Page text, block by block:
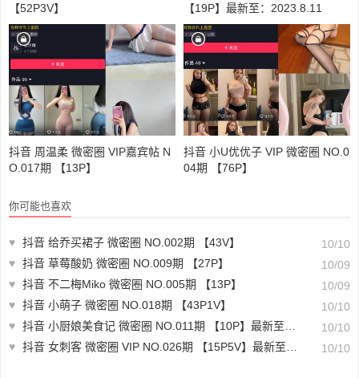
【52P3V】
【19P】最新至：2023.8.11
抖音 周温柔 微密圈 VIP嘉宾帖 N
O.017期 【13P】
抖音 小U优优子 VIP 微密圈 NO.0
04期 【76P】
你可能也喜欢
♥ 抖音 给乔买裙子 微密圈 NO.002期 【43V】
10/10
♥ 抖音 草莓酸奶 微密圈 NO.009期 【27P】
10/09
♥ 抖音 不二梅Miko 微密圈 NO.005期 【13P】
10/09
♥ 抖音 小萌子 微密圈 NO.018期 【43P1V】
10/10
♥ 抖音 小厨娘美食记 微密圈 NO.011期 【10P】最新至：2023.6.11
10/10
♥ 抖音 女刺客 微密圈 VIP NO.026期 【15P5V】最新至：2023.6.3 10/10